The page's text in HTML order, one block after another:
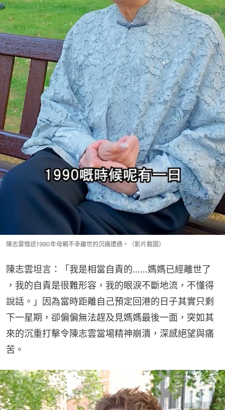
陳志雲憶述1990年母親不幸離世的沉痛遭遇。（影片截圖）
陳志雲坦言：「我是相當自責的……媽媽已經離世了
，我的自責是很難形容，我的眼淚不斷地流，不懂得
說話。」因為當時距離自己預定回港的日子其實只剩
下一星期，卻偏偏無法趕及見媽媽最後一面，突如其
來的沉重打擊令陳志雲當場精神崩潰，深感絕望與痛
苦。